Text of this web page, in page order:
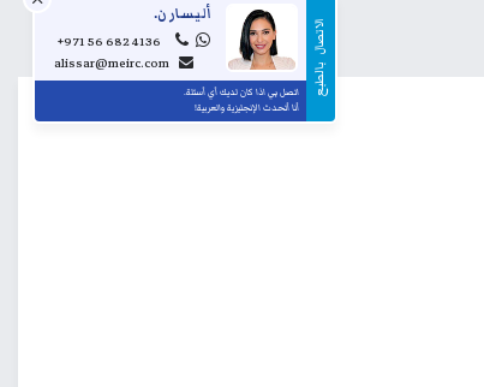
الاتصال
بالطبع
أليسار ن.
+971 56 682 4136
alissar@meirc.com
اتصل بي اذا كان لديك أي أسئلة.
أنا أتحدث الإنجليزية والعربية!